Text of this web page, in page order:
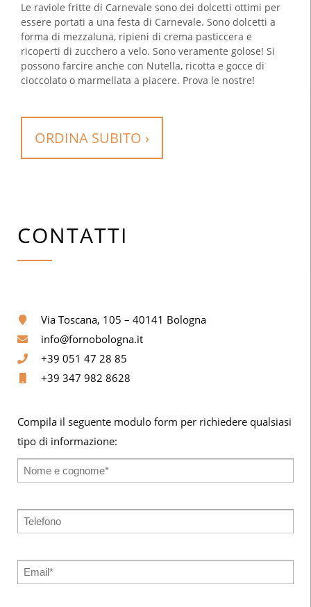
Le raviole fritte di Carnevale sono dei dolcetti ottimi per
essere portati a una festa di Carnevale. Sono dolcetti a
forma di mezzaluna, ripieni di crema pasticcera e
ricoperti di zucchero a velo. Sono veramente golose! Si
possono farcire anche con Nutella, ricotta e gocce di
cioccolato o marmellata a piacere. Prova le nostre!
ORDINA SUBITO ›
CONTATTI
Via Toscana, 105 – 40141 Bologna
info@fornobologna.it
+39 051 47 28 85
+39 347 982 8628
Compila il seguente modulo form per richiedere qualsiasi
tipo di informazione: